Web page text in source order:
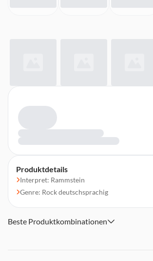
Produktdetails
Interpret: Rammstein
Genre: Rock deutschsprachig
Beste Produktkombinationen